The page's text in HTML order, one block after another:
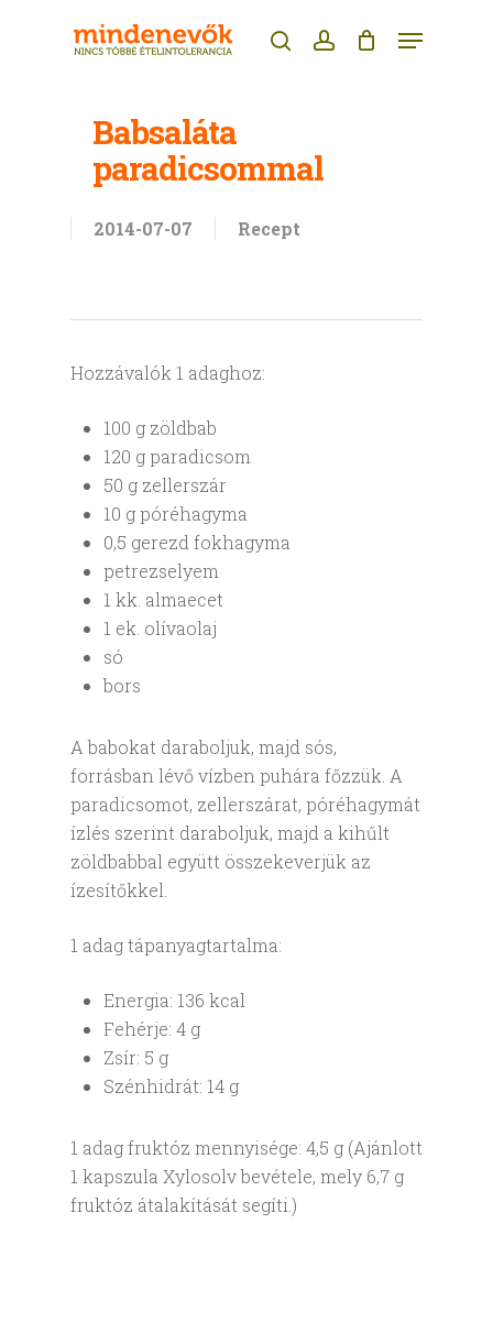
searchaccount
Menu
Babsaláta
paradicsommal
2014-07-07 Recept
Hozzávalók 1 adaghoz:
100 g zöldbab
120 g paradicsom
50 g zellerszár
10 g póréhagyma
0,5 gerezd fokhagyma
petrezselyem
1 kk. almaecet
1 ek. olívaolaj
só
bors
A babokat daraboljuk, majd sós,
forrásban lévő vízben puhára főzzük. A
paradicsomot, zellerszárat, póréhagymát
ízlés szerint daraboljuk, majd a kihűlt
zöldbabbal együtt összekeverjük az
ízesítőkkel.
1 adag tápanyagtartalma:
Energia: 136 kcal
Fehérje: 4 g
Zsír: 5 g
Szénhidrát: 14 g
1 adag fruktóz mennyisége: 4,5 g (Ajánlott
1 kapszula Xylosolv bevétele, mely 6,7 g
fruktóz átalakítását segíti.)